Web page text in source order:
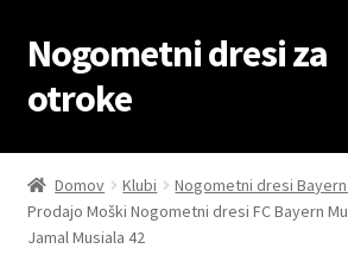
Skip
to
navigation
Skip
to
content
Nogometni dresi za
otroke
Domov
Blog
Domov Klubi Nogometni dresi Bayern
Prodajo Moški Nogometni dresi FC Bayern
Jamal Musiala 42